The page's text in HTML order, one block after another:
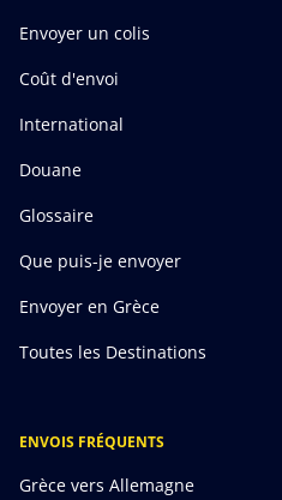
Envoyer un colis
Coût d'envoi
International
Douane
Glossaire
Que puis-je envoyer
Envoyer en Grèce
Toutes les Destinations
ENVOIS FRÉQUENTS
Grèce vers Allemagne